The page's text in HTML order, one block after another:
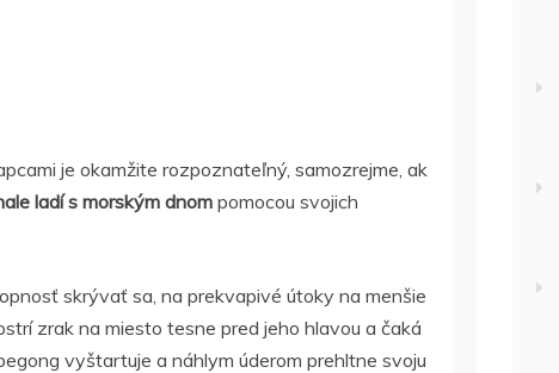
je okamžite rozpoznateľný, samozrejme, ak
ladí s morským dnompomocou svojich
skrývať sa, na prekvapivé útoky na menšie
zrak na miesto tesne pred jeho hlavou a čaká
vyštartuje a náhlym úderom prehltne svoju